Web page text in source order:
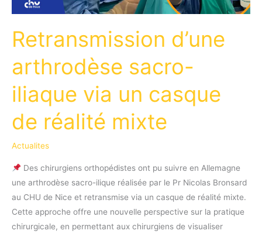
Retransmission d’une
arthrodèse sacro-
iliaque via un casque
de réalité mixte
Actualites
Des chirurgiens orthopédistes ont pu suivre en Allemagne
une arthrodèse sacro-ilique réalisée par le Pr Nicolas Bronsard
au CHU de Nice et retransmise via un casque de réalité mixte.
Cette approche offre une nouvelle perspective sur la pratique
chirurgicale, en permettant aux chirurgiens de visualiser